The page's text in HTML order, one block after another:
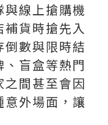
與線上搶購機
貨時搶先入
數與限時結
盲盒等熱門
間甚至會因
外場面，讓